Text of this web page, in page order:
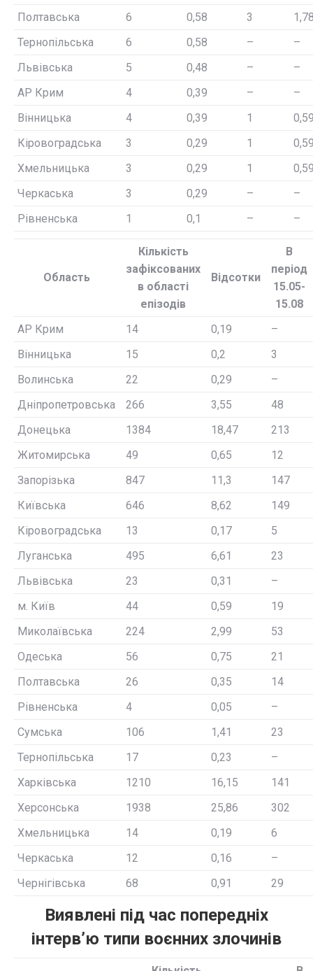
Полтавська
6 0,58 3
Тернопільська
6 0,58 –
–
Львівська
5 0,48 –
–
АР Крим
4 0,39 –
–
Вінницька
4 0,39 1
Кіровоградська
3 0,29 1
Хмельницька
3 0,29 1
Черкаська
3 0,29 –
–
Рівненська
1 0,1 – –
Область
Кількість
зафіксованих
в області
епізодів
Відсотки
В
період
15.05-
15.08
АР Крим
14 0,19
–
Вінницька
15 0,2
3
Волинська
22 0,29
–
Дніпропетровська
266 3,55
48
Донецька
1384 18,47
213
Житомирська
49 0,65
12
Запорізька
847 11,3
147
Київська
646 8,62
149
Кіровоградська
13 0,17
5
Луганська
495 6,61
23
Львівська
23 0,31
–
м. Київ
44 0,59
19
Миколаївська
224 2,99
53
Одеська
56 0,75
21
Полтавська
26 0,35
14
Рівненська
4 0,05
–
Сумська
106 1,41
23
Тернопільська
17 0,23
–
Харківська
1210 16,15
141
Херсонська
1938 25,86
302
Хмельницька
14 0,19
6
Черкаська
12 0,16
–
Чернігівська
68 0,91 29
Виявлені під час попередніх
інтерв’ю типи воєнних злочинів